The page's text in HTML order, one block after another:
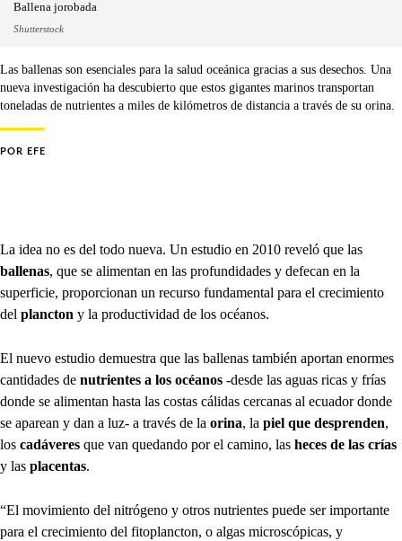
Ballena jorobada
Shutterstock
Las ballenas son esenciales para la salud oceánica gracias a sus desechos. Una
nueva investigación ha descubierto que estos gigantes marinos transportan
toneladas de nutrientes a miles de kilómetros de distancia a través de su orina.
POR EFE
La idea no es del todo nueva. Un estudio en 2010 reveló que las
ballenas, que se alimentan en las profundidades y defecan en la
superficie, proporcionan un recurso fundamental para el crecimiento
del plancton y la productividad de los océanos.
El nuevo estudio demuestra que las ballenas también aportan enormes
cantidades de nutrientes a los océanos -desde las aguas ricas y frías
donde se alimentan hasta las costas cálidas cercanas al ecuador donde
se aparean y dan a luz- a través de la orina, la piel que desprenden,
los cadáveres que van quedando por el camino, las heces de las crías
y las placentas.
“El movimiento del nitrógeno y otros nutrientes puede ser importante
para el crecimiento del fitoplancton, o algas microscópicas, y